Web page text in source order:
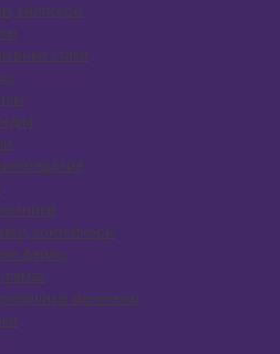
книпсеры
стики
контейнеры
файлы
пемза
манекены